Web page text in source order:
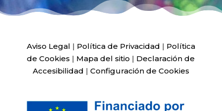
Aviso Legal | Política de Privacidad | Política
de Cookies | Mapa del sitio | Declaración de
Accesibilidad | Configuración de Cookies